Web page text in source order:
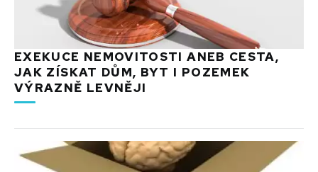
EXEKUCE NEMOVITOSTI ANEB CESTA,
JAK ZÍSKAT DŮM, BYT I POZEMEK
VÝRAZNĚ LEVNĚJI